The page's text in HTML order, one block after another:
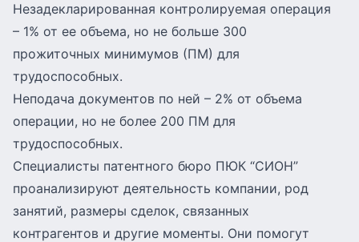
Незадекларированная контролируемая операция
– 1% от ее объема, но не больше 300
прожиточных минимумов (ПМ) для
трудоспособных.
Неподача документов по ней – 2% от объема
операции, но не более 200 ПМ для
трудоспособных.
Специалисты патентного бюро ПЮК “СИОН”
проанализируют деятельность компании, род
занятий, размеры сделок, связанных
контрагентов и другие моменты. Они помогут